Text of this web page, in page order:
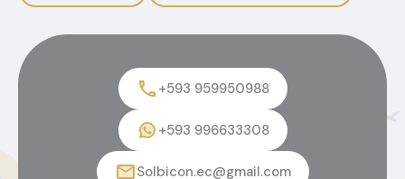
+593 959950988
+593 996633308
Solbicon.ec@gmail.com